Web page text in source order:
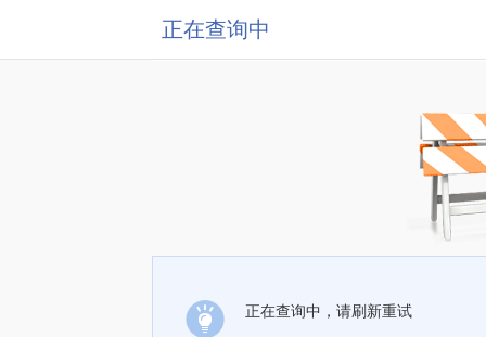
正在查询中
正在查询中，请刷新重试